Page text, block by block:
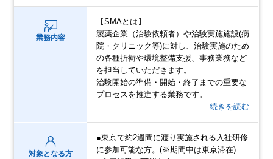
業務内容
【SMAとは】
製薬企業（治験依頼者）や治験実施施設(病
院・クリニック等)に対し、治験実施のため
の各種折衝や環境整備支援、事務業務など
を担当していただきます。
治験開始の準備・開始・終了までの重要な
プロセスを推進する業務です。
…続きを読む
対象となる方
●東京で約2週間に渡り実施される入社研修
に参加可能な方。(※期間中は東京滞在)